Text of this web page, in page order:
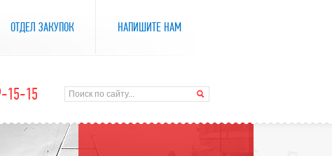
ОТДЕЛ ЗАКУПОК НАПИШИТЕ НАМ
15-15